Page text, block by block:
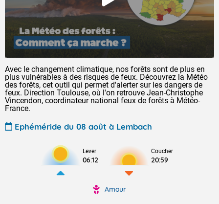
Avec le changement climatique, nos forêts sont de plus en
plus vulnérables à des risques de feux. Découvrez la Météo
des forêts, cet outil qui permet d'alerter sur les dangers de
feux. Direction Toulouse, où l'on retrouve Jean-Christophe
Vincendon, coordinateur national feux de forêts à Météo-
France.
Ephéméride du 08 août à Lembach
Lever
06:12
Coucher
20:59
Amour